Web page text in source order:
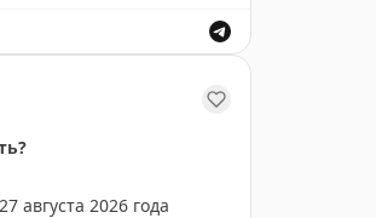
августа 2026 года